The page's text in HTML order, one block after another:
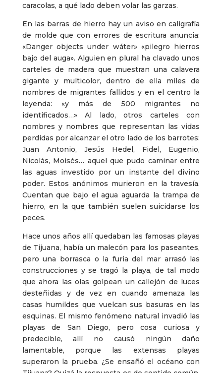
caracolas, a qué lado deben volar las garzas.
En las barras de hierro hay un aviso en caligrafía
de molde que con errores de escritura anuncia:
«Danger objects under wáter» «pilegro hierros
bajo del auga». Alguien en plural ha clavado unos
carteles de madera que muestran una calavera
gigante y multicolor, dentro de ella miles de
nombres de migrantes fallidos y en el centro la
leyenda: «y más de 500 migrantes no
identificados…» Al lado, otros carteles con
nombres y nombres que representan las vidas
perdidas por alcanzar el otro lado de los barrotes:
Juan Antonio, Jesús Hedel, Fidel, Eugenio,
Nicolás, Moisés… aquel que pudo caminar entre
las aguas investido por un instante del divino
poder. Estos anónimos murieron en la travesía.
Cuentan que bajo el agua aguarda la trampa de
hierro, en la que también suelen suicidarse los
peces.
Hace unos años allí quedaban las famosas playas
de Tijuana, había un malecón para los paseantes,
pero una borrasca o la furia del mar arrasó las
construcciones y se tragó la playa, de tal modo
que ahora las olas golpean un callejón de luces
desteñidas y de vez en cuando amenaza las
casas humildes que vuelcan sus basuras en las
esquinas. El mismo fenómeno natural invadió las
playas de San Diego, pero cosa curiosa y
predecible, allí no causó ningún daño
lamentable, porque las extensas playas
superaron la prueba. ¿Se ensañó el océano con